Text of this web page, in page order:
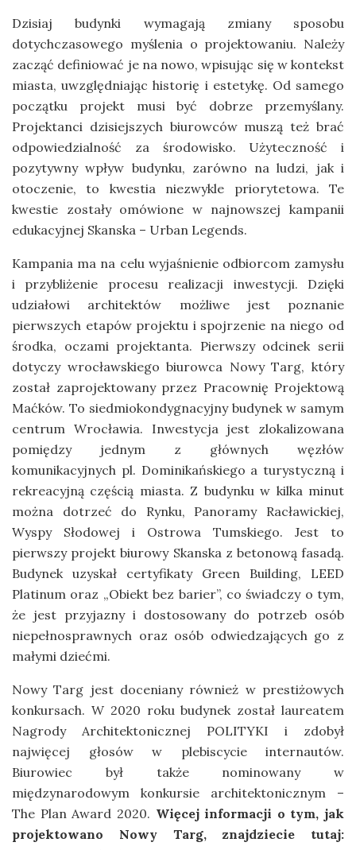
Dzisiaj budynki wymagają zmiany sposobu
dotychczasowego myślenia o projektowaniu. Należy
zacząć definiować je na nowo, wpisując się w kontekst
miasta, uwzględniając historię i estetykę. Od samego
początku projekt musi być dobrze przemyślany.
Projektanci dzisiejszych biurowców muszą też brać
odpowiedzialność za środowisko. Użyteczność i
pozytywny wpływ budynku, zarówno na ludzi, jak i
otoczenie, to kwestia niezwykle priorytetowa. Te
kwestie zostały omówione w najnowszej kampanii
edukacyjnej Skanska – Urban Legends.
Kampania ma na celu wyjaśnienie odbiorcom zamysłu
i przybliżenie procesu realizacji inwestycji. Dzięki
udziałowi architektów możliwe jest poznanie
pierwszych etapów projektu i spojrzenie na niego od
środka, oczami projektanta. Pierwszy odcinek serii
dotyczy wrocławskiego biurowca Nowy Targ, który
został zaprojektowany przez Pracownię Projektową
Maćków. To siedmiokondygnacyjny budynek w samym
centrum Wrocławia. Inwestycja jest zlokalizowana
pomiędzy jednym z głównych węzłów
komunikacyjnych pl. Dominikańskiego a turystyczną i
rekreacyjną częścią miasta. Z budynku w kilka minut
można dotrzeć do Rynku, Panoramy Racławickiej,
Wyspy Słodowej i Ostrowa Tumskiego. Jest to
pierwszy projekt biurowy Skanska z betonową fasadą.
Budynek uzyskał certyfikaty Green Building, LEED
Platinum oraz „Obiekt bez barier”, co świadczy o tym,
że jest przyjazny i dostosowany do potrzeb osób
niepełnosprawnych oraz osób odwiedzających go z
małymi dziećmi.
Nowy Targ jest doceniany również w prestiżowych
konkursach. W 2020 roku budynek został laureatem
Nagrody Architektonicznej POLITYKI i zdobył
najwięcej głosów w plebiscycie internautów.
Biurowiec był także nominowany w
międzynarodowym konkursie architektonicznym –
The Plan Award 2020. Więcej informacji o tym, jak
projektowano Nowy Targ, znajdziecie tutaj: